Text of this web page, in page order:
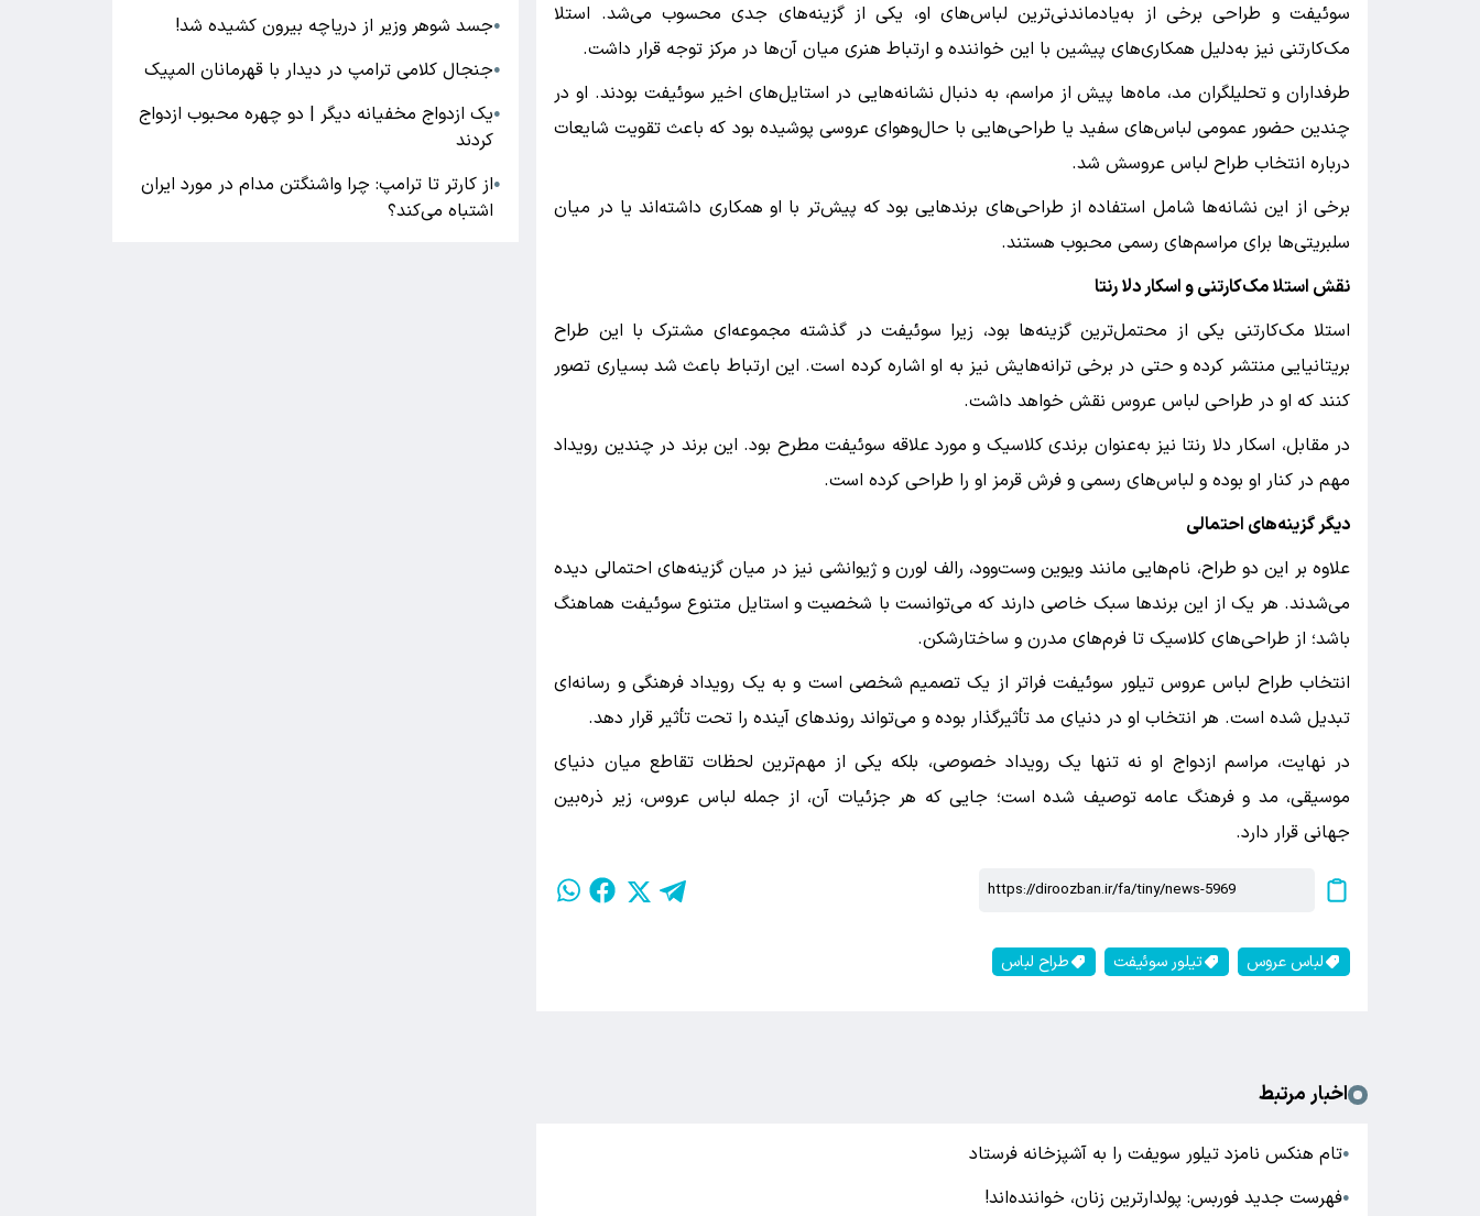
سوئیفت و طراحی برخی از به‌یادماندنی‌ترین لباس‌های او، یکی از گزینه‌های جدی محسوب می‌شد. استلا
مک‌کارتنی نیز به‌دلیل همکاری‌های پیشین با این خواننده و ارتباط هنری میان آن‌ها در مرکز توجه قرار داشت.
طرفداران و تحلیلگران مد، ماه‌ها پیش از مراسم، به دنبال نشانه‌هایی در استایل‌های اخیر سوئیفت بودند. او در
چندین حضور عمومی لباس‌های سفید یا طراحی‌هایی با حال‌وهوای عروسی پوشیده بود که باعث تقویت شایعات
درباره انتخاب طراح لباس عروسش شد.
برخی از این نشانه‌ها شامل استفاده از طراحی‌های برندهایی بود که پیش‌تر با او همکاری داشته‌اند یا در میان
سلبریتی‌ها برای مراسم‌های رسمی محبوب هستند.
نقش استلا مک‌کارتنی و اسکار دلا رنتا
استلا مک‌کارتنی یکی از محتمل‌ترین گزینه‌ها بود، زیرا سوئیفت در گذشته مجموعه‌ای مشترک با این طراح
بریتانیایی منتشر کرده و حتی در برخی ترانه‌هایش نیز به او اشاره کرده است. این ارتباط باعث شد بسیاری تصور
کنند که او در طراحی لباس عروس نقش خواهد داشت.
در مقابل، اسکار دلا رنتا نیز به‌عنوان برندی کلاسیک و مورد علاقه سوئیفت مطرح بود. این برند در چندین رویداد
مهم در کنار او بوده و لباس‌های رسمی و فرش قرمز او را طراحی کرده است.
دیگر گزینه‌های احتمالی
علاوه بر این دو طراح، نام‌هایی مانند ویوین وست‌وود، رالف لورن و ژیوانشی نیز در میان گزینه‌های احتمالی دیده
می‌شدند. هر یک از این برندها سبک خاصی دارند که می‌توانست با شخصیت و استایل متنوع سوئیفت هماهنگ
باشد؛ از طراحی‌های کلاسیک تا فرم‌های مدرن و ساختارشکن.
انتخاب طراح لباس عروس تیلور سوئیفت فراتر از یک تصمیم شخصی است و به یک رویداد فرهنگی و رسانه‌ای
تبدیل شده است. هر انتخاب او در دنیای مد تأثیرگذار بوده و می‌تواند روندهای آینده را تحت تأثیر قرار دهد.
در نهایت، مراسم ازدواج او نه تنها یک رویداد خصوصی، بلکه یکی از مهم‌ترین لحظات تقاطع میان دنیای
موسیقی، مد و فرهنگ عامه توصیف شده است؛ جایی که هر جزئیات آن، از جمله لباس عروس، زیر ذره‌بین
جهانی قرار دارد.
لباس عروس تیلور سوئیفت طراح لباس
اخبار مرتبط
●تام هنکس نامزد تیلور سویفت را به آشپزخانه فرستاد
●فهرست جدید فوربس: پولدارترین زنان، خواننده‌اند!
●جسد شوهر وزیر از دریاچه بیرون کشیده شد!
●جنجال کلامی ترامپ در دیدار با قهرمانان المپیک
●یک ازدواج مخفیانه دیگر | دو چهره محبوب ازدواج
کردند
●از کارتر تا ترامپ: چرا واشنگتن مدام در مورد ایران
اشتباه می‌کند؟